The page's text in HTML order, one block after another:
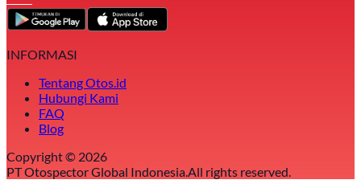
INFORMASI
Tentang Otos.id
Hubungi Kami
FAQ
Blog
Copyright © 2026
PT Otospector Global Indonesia.All rights reserved.